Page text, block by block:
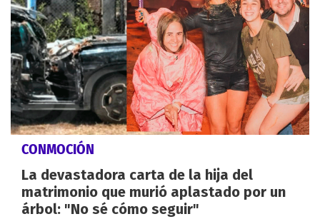
CONMOCIÓN
La devastadora carta de la hija del
matrimonio que murió aplastado por un
árbol: "No sé cómo seguir"